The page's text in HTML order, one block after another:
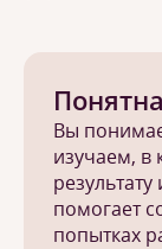
Вы
изучаем, в
помогает
попытках